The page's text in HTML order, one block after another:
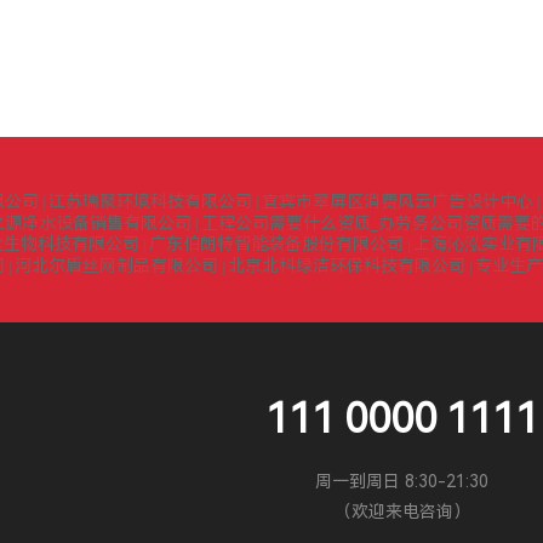
公司 | 江苏瑞聚环境科技有限公司 | 宜宾市翠屏区消费风云广告设计中心 |
源净水设备销售有限公司 | 工程公司需要什么资质_办劳务公司资质需要
物科技有限公司 | 广东伯朗特智能装备股份有限公司 |
上海沁泓实业有
| 河北尔盾丝网制品有限公司 | 北京北科绿洁环保科技有限公司 | 专业生
111 0000 1111
周一到周日 8:30-21:30
（欢迎来电咨询）